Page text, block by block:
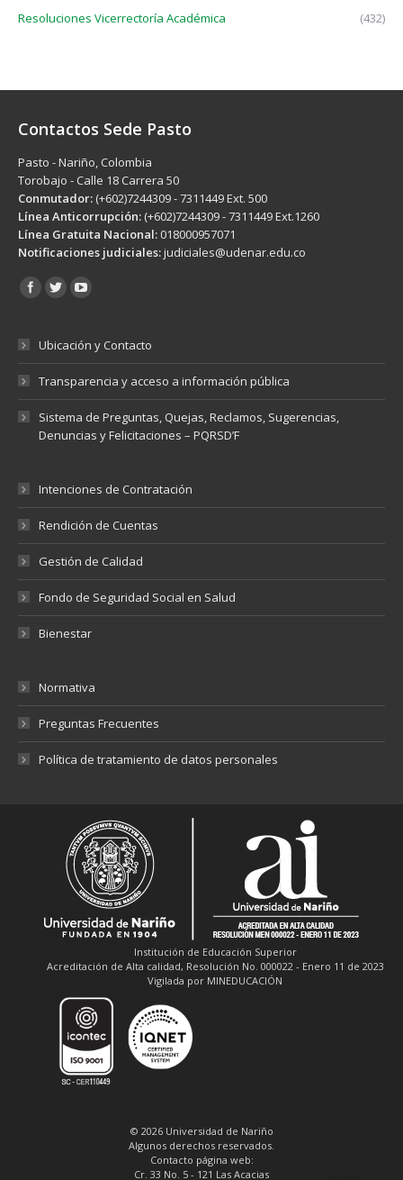
Resoluciones Vicerrectoría Académica
(432)
Contactos Sede Pasto
Pasto - Nariño, Colombia
Torobajo - Calle 18 Carrera 50
Conmutador: (+602)7244309 - 7311449 Ext. 500
Línea Anticorrupción: (+602)7244309 - 7311449 Ext.1260
Línea Gratuita Nacional: 018000957071
Notificaciones judiciales:judiciales@udenar.edu.co
Encuéntranos en:
Ubicación y Contacto
Transparencia y acceso a información pública
Sistema de Preguntas, Quejas, Reclamos, Sugerencias,
Denuncias y Felicitaciones – PQRSD’F
Intenciones de Contratación
Rendición de Cuentas
Gestión de Calidad
Fondo de Seguridad Social en Salud
Bienestar
Normativa
Preguntas Frecuentes
Política de tratamiento de datos personales
Institución de Educación Superior
Acreditación de Alta calidad, Resolución No. 000022 - Enero 11 de 2023
Vigilada por MINEDUCACIÓN
© 2026 Universidad de Nariño
Algunos derechos reservados.
Contacto página web:
Cr. 33 No. 5 - 121 Las Acacias